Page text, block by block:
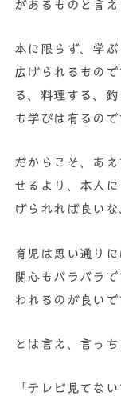
があるものと言え
本に限らず、学
広げられるもの
る、料理する、
も学びは有るので
だからこそ、あ
せるより、本人
げられれば良いな
育児は思い通り
関心もバラバラ
われるのが良いで
とは言え、言っ
「テレビ見てな